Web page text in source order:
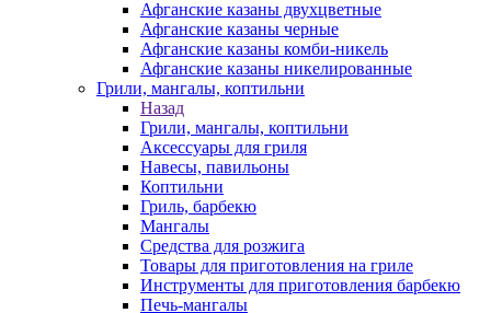
Афганские казаны двухцветные
Афганские казаны черные
Афганские казаны комби-никель
Афганские казаны никелированные
Грили, мангалы, коптильни
Назад
Грили, мангалы, коптильни
Аксессуары для гриля
Навесы, павильоны
Коптильни
Гриль, барбекю
Мангалы
Средства для розжига
Товары для приготовления на гриле
Инструменты для приготовления барбекю
Печь-мангалы